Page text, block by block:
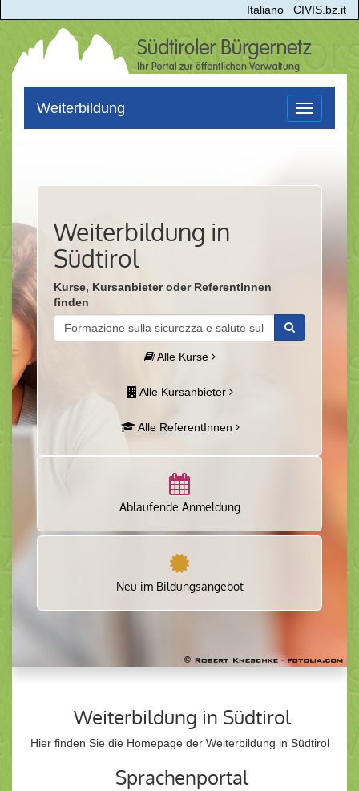
Italiano CIVIS.bz.it
Toggle
navigation
Weiterbildung
Weiterbildung in
Südtirol
Kurse, Kursanbieter oder ReferentInnen
finden
Alle Kurse
Alle Kursanbieter
Alle ReferentInnen
Ablaufende Anmeldung
Neu im Bildungsangebot
Weiterbildung in Südtirol
Hier finden Sie die Homepage der Weiterbildung in Südtirol
Sprachenportal